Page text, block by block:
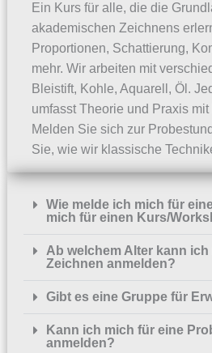
Ein Kurs für alle, die die
akademischen Zeichnens
Proportionen, Schattierung,
mehr. Wir arbeiten mit
Bleistift, Kohle, Aquarell, Öl.
umfasst Theorie und Praxis
Melden Sie sich zur
Sie, wie wir klassische
Wie melde ich mich für
mich für einen Kurs/
Ab welchem Alter kann
Zeichnen anmelden?
Gibt es eine Gruppe für
Kann ich mich für eine
anmelden?